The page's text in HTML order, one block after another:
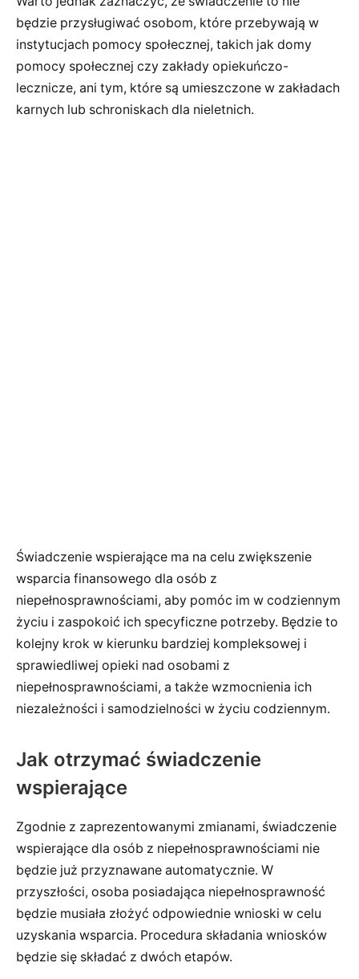
będzie przysługiwać osobom, które przebywają w
instytucjach pomocy społecznej, takich jak domy
pomocy społecznej czy zakłady opiekuńczo-
lecznicze, ani tym, które są umieszczone w zakładach
karnych lub schroniskach dla nieletnich.
Świadczenie wspierające ma na celu zwiększenie
wsparcia finansowego dla osób z
niepełnosprawnościami, aby pomóc im w codziennym
życiu i zaspokoić ich specyficzne potrzeby. Będzie to
kolejny krok w kierunku bardziej kompleksowej i
sprawiedliwej opieki nad osobami z
niepełnosprawnościami, a także wzmocnienia ich
niezależności i samodzielności w życiu codziennym.
Jak otrzymać świadczenie
wspierające
Zgodnie z zaprezentowanymi zmianami, świadczenie
wspierające dla osób z niepełnosprawnościami nie
będzie już przyznawane automatycznie. W
przyszłości, osoba posiadająca niepełnosprawność
będzie musiała złożyć odpowiednie wnioski w celu
uzyskania wsparcia. Procedura składania wniosków
będzie się składać z dwóch etapów.